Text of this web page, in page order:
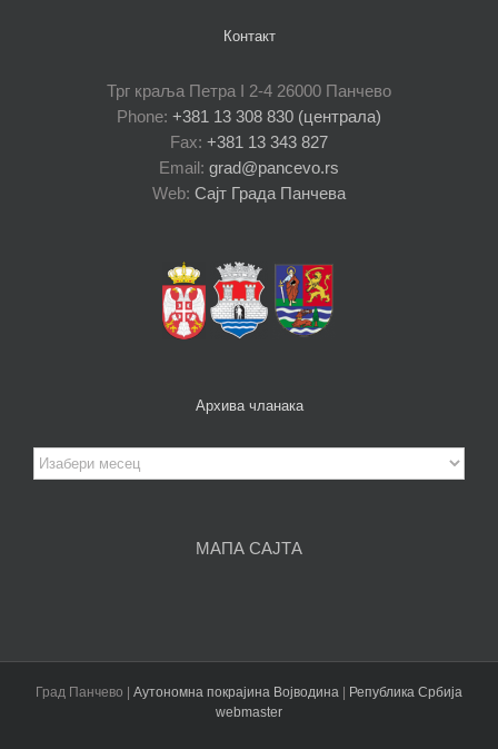
Контакт
Трг краља Петра I 2-4 26000 Панчево
Phone: +381 13 308 830 (централа)
Fax: +381 13 343 827
Email: grad@pancevo.rs
Web: Сајт Града Панчева
Архива чланака
Архива
чланака
МАПА САЈТА
Град Панчево | Аутономна покрајина Војводина | Република Србија
webmaster